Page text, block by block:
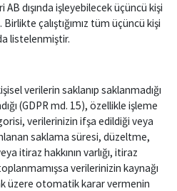
dışında işleyebilecek üçüncü kişi
Birlikte çalıştığımız tüm üçüncü kişi
listelenmiştir.
verilerin saklanıp saklanmadığı
(GDPR md. 15), özellikle işleme
verilerinizin ifşa edildiği veya
saklama süresi, düzeltme,
itiraz hakkının varlığı, itiraz
verilerinizin kaynağı
üzere otomatik karar vermenin